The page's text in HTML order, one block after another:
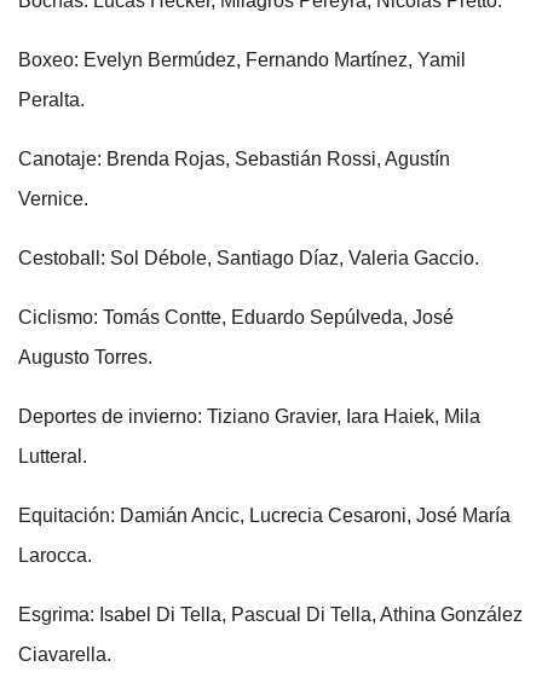
Boxeo: Evelyn Bermúdez, Fernando Martínez, Yamil
Peralta.
Canotaje: Brenda Rojas, Sebastián Rossi, Agustín
Vernice.
Cestoball: Sol Débole, Santiago Díaz, Valeria Gaccio.
Ciclismo: Tomás Contte, Eduardo Sepúlveda, José
Augusto Torres.
Deportes de invierno: Tiziano Gravier, Iara Haiek, Mila
Lutteral.
Equitación: Damián Ancic, Lucrecia Cesaroni, José María
Larocca.
Esgrima: Isabel Di Tella, Pascual Di Tella, Athina González
Ciavarella.